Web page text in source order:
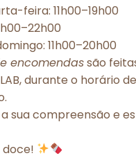
Ver preferências
Política de Privacidade –
feira: 11h00–19h00
11h00–20h00
encomendassão
durante o horário de
sua compreensão e
doce!